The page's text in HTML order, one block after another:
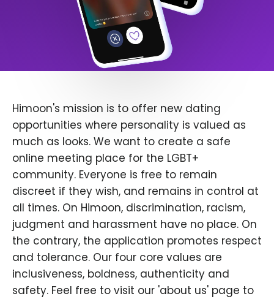
Himoon's mission is to offer new dating
opportunities where personality is valued as
much as looks. We want to create a safe
online meeting place for the LGBT+
community. Everyone is free to remain
discreet if they wish, and remains in control at
all times. On Himoon, discrimination, racism,
judgment and harassment have no place. On
the contrary, the application promotes respect
and tolerance. Our four core values are
inclusiveness, boldness, authenticity and
safety. Feel free to visit our 'about us' page to